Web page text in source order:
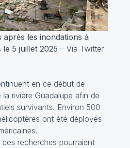
après les inondations à
le 5 juillet 2025 – Via Twitter
en ce début de
rivière Guadalupe afin de
survivants. Environ 500
ont été déployés
recherches pourraient